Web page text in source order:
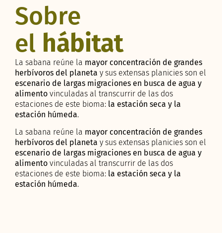
Sobre
el hábitat
La sabana reúne la mayor concentración de grandes
herbívoros del planeta y sus extensas planicies son el
escenario de largas migraciones en busca de agua y
alimento vinculadas al transcurrir de las dos
estaciones de este bioma: la estación seca y la
estación húmeda.
La sabana reúne la mayor concentración de grandes
herbívoros del planeta y sus extensas planicies son el
escenario de largas migraciones en busca de agua y
alimento vinculadas al transcurrir de las dos
estaciones de este bioma: la estación seca y la
estación húmeda.